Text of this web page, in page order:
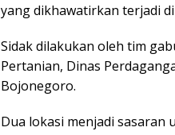
yang dikhawatirkan terjadi
Sidak dilakukan oleh tim
Pertanian, Dinas
Bojonegoro.
Dua lokasi menjadi sasaran